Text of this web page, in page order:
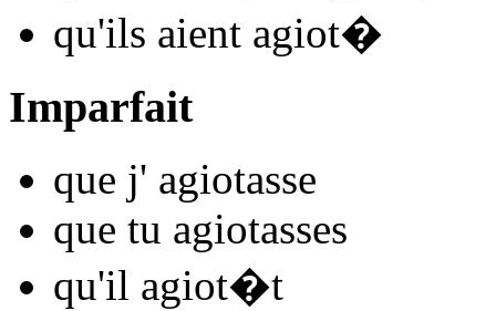
qu'ils aient agiot�
Imparfait
que j' agiotasse
que tu agiotasses
qu'il agiot�t